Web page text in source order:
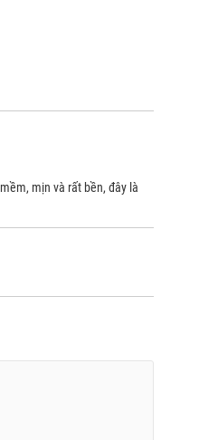
mịn và rất bền, đây là